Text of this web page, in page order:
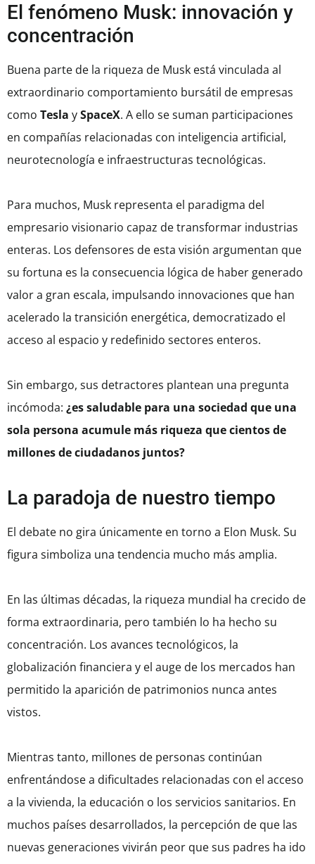
El fenómeno Musk: innovación y
concentración
Buena parte de la riqueza de Musk está vinculada al
extraordinario comportamiento bursátil de empresas
como Tesla ySpaceX. A ello se suman participaciones
en compañías relacionadas con inteligencia artificial,
neurotecnología e infraestructuras tecnológicas.
Para muchos, Musk representa el paradigma del
empresario visionario capaz de transformar industrias
enteras. Los defensores de esta visión argumentan que
su fortuna es la consecuencia lógica de haber generado
valor a gran escala, impulsando innovaciones que han
acelerado la transición energética, democratizado el
acceso al espacio y redefinido sectores enteros.
Sin embargo, sus detractores plantean una pregunta
incómoda: ¿es saludable para una sociedad que una
sola persona acumule más riqueza que cientos de
millones de ciudadanos juntos?
La paradoja de nuestro tiempo
El debate no gira únicamente en torno a Elon Musk. Su
figura simboliza una tendencia mucho más amplia.
En las últimas décadas, la riqueza mundial ha crecido de
forma extraordinaria, pero también lo ha hecho su
concentración. Los avances tecnológicos, la
globalización financiera y el auge de los mercados han
permitido la aparición de patrimonios nunca antes
vistos.
Mientras tanto, millones de personas continúan
enfrentándose a dificultades relacionadas con el acceso
a la vivienda, la educación o los servicios sanitarios. En
muchos países desarrollados, la percepción de que las
nuevas generaciones vivirán peor que sus padres ha ido